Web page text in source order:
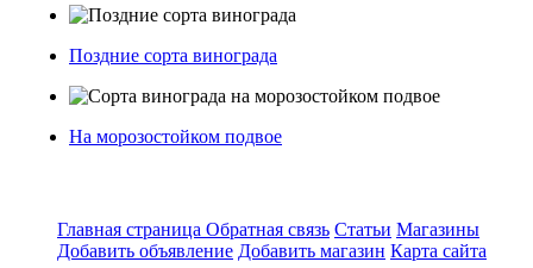
Поздние сорта винограда
На морозостойком подвое
Главная страница Обратная связь Статьи Магазины
Добавить объявление Добавить магазин Карта сайта